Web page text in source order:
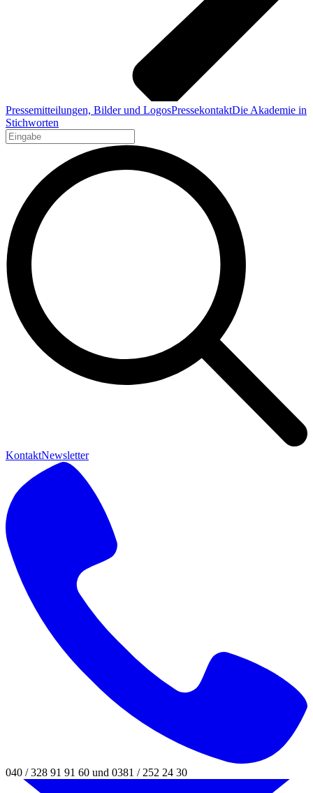
Pressemitteilungen, Bilder und LogosPressekontaktDie Akademie in
Stichworten
KontaktNewsletter
040 / 328 91 91 60 und 0381 / 252 24 30